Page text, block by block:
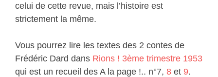
celui de cette revue, mais l’histoire est
strictement la même.
Vous pourrez lire les textes des 2 contes de
Frédéric Dard dans Rions ! 3ème trimestre 1953
qui est un recueil des A la page !.. n°7,8 et 9.